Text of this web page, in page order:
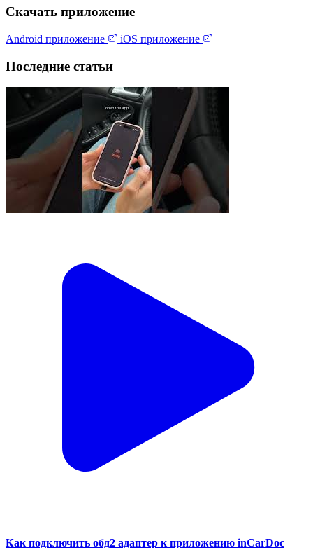
Скачать приложение
Android приложение iOS приложение
Последние статьи
Как подключить обд2 адаптер к приложению inCarDoc